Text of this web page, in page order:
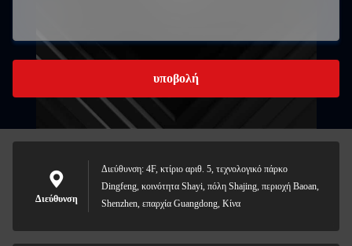
υποβολή
Διεύθυνση
Διεύθυνση: 4F, κτίριο αριθ. 5, τεχνολογικό πάρκο
Dingfeng, κοινότητα Shayi, πόλη Shajing, περιοχή Baoan,
Shenzhen, επαρχία Guangdong, Κίνα